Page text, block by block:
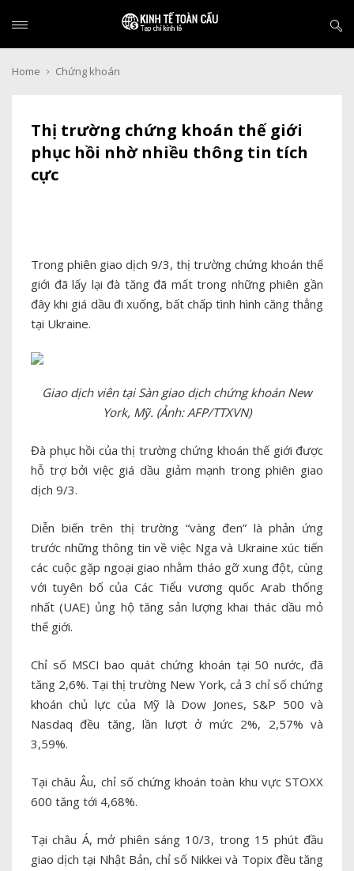
Home Chứng khoán
Thị trường chứng khoán thế giới
phục hồi nhờ nhiều thông tin tích
cực
Trong phiên giao dịch 9/3, thị trường chứng khoán thế
giới đã lấy lại đà tăng đã mất trong những phiên gần
đây khi giá dầu đi xuống, bất chấp tình hình căng thẳng
tại Ukraine.
Giao dịch viên tại Sàn giao dịch chứng khoán New
York, Mỹ. (Ảnh: AFP/TTXVN)
Đà phục hồi của thị trường chứng khoán thế giới được
hỗ trợ bởi việc giá dầu giảm mạnh trong phiên giao
dịch 9/3.
Diễn biến trên thị trường “vàng đen” là phản ứng
trước những thông tin về việc Nga và Ukraine xúc tiến
các cuộc gặp ngoại giao nhằm tháo gỡ xung đột, cùng
với tuyên bố của Các Tiểu vương quốc Arab thống
nhất (UAE) ủng hộ tăng sản lượng khai thác dầu mỏ
thế giới.
Chỉ số MSCI bao quát chứng khoán tại 50 nước, đã
tăng 2,6%. Tại thị trường New York, cả 3 chỉ số chứng
khoán chủ lực của Mỹ là Dow Jones, S&P 500 và
Nasdaq đều tăng, lần lượt ở mức 2%, 2,57% và
3,59%.
Tại châu Âu, chỉ số chứng khoán toàn khu vực STOXX
600 tăng tới 4,68%.
Tại châu Á, mở phiên sáng 10/3, trong 15 phút đầu
giao dịch tại Nhật Bản, chỉ số Nikkei và Topix đều tăng